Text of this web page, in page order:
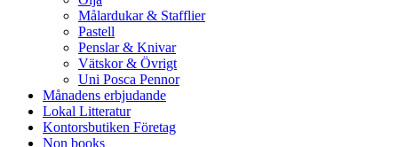
Målardukar & Stafflier
Pastell
Penslar & Knivar
Vätskor & Övrigt
Uni Posca Pennor
Månadens erbjudande
Lokal Litteratur
Kontorsbutiken Företag
Non books